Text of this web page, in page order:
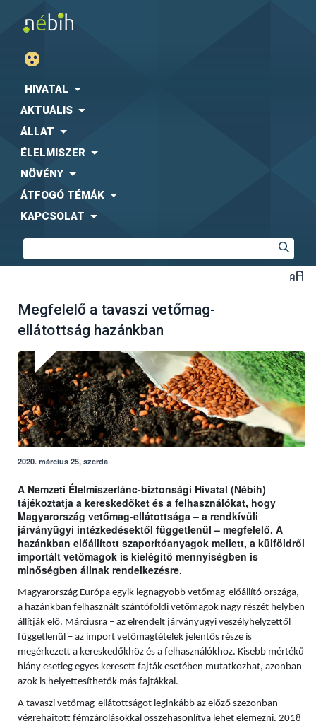
HIVATAL
AKTUÁLIS
ÁLLAT
ÉLELMISZER
NÖVÉNY
ÁTFOGÓ TÉMÁK
KAPCSOLAT
Megfelelő a tavaszi vetőmag-
ellátottság hazánkban
2020. március 25, szerda
A Nemzeti Élelmiszerlánc-biztonsági Hivatal (Nébih)
tájékoztatja a kereskedőket és a felhasználókat, hogy
Magyarország vetőmag-ellátottsága – a rendkívüli
járványügyi intézkedésektől függetlenül – megfelelő. A
hazánkban előállított szaporítóanyagok mellett, a külföldről
importált vetőmagok is kielégítő mennyiségben is
minőségben állnak rendelkezésre.
Magyarország Európa egyik legnagyobb vetőmag-előállító országa,
a hazánkban felhasznált szántóföldi vetőmagok nagy részét helyben
állítják elő. Márciusra – az elrendelt járványügyi veszélyhelyzettől
függetlenül – az import vetőmagtételek jelentős része is
megérkezett a kereskedőkhöz és a felhasználókhoz. Kisebb mértékű
hiány esetleg egyes keresett fajták esetében mutatkozhat, azonban
azok is helyettesíthetők más fajtákkal.
A tavaszi vetőmag-ellátottságot leginkább az előző szezonban
végrehajtott fémzárolásokkal összehasonlítva lehet elemezni. 2018